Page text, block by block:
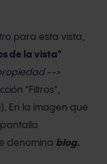
para esta vista,
de la vista"
-->
"Filtros",
En la imagen que
denomina blog.